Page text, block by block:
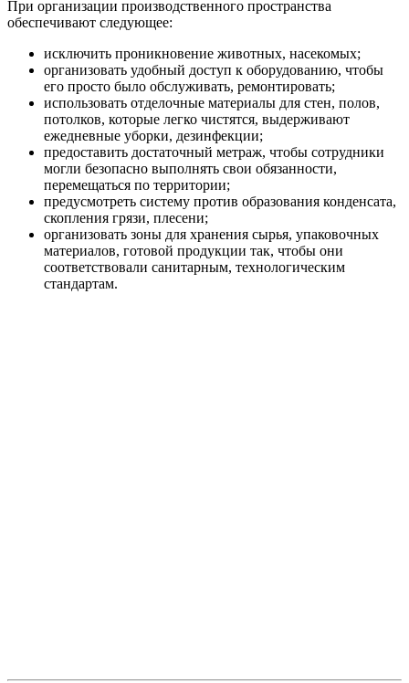
При организации производственного пространства
обеспечивают следующее:
исключить проникновение животных, насекомых;
организовать удобный доступ к оборудованию, чтобы
его просто было обслуживать, ремонтировать;
использовать отделочные материалы для стен, полов,
потолков, которые легко чистятся, выдерживают
ежедневные уборки, дезинфекции;
предоставить достаточный метраж, чтобы сотрудники
могли безопасно выполнять свои обязанности,
перемещаться по территории;
предусмотреть систему против образования конденсата,
скопления грязи, плесени;
организовать зоны для хранения сырья, упаковочных
материалов, готовой продукции так, чтобы они
соответствовали санитарным, технологическим
стандартам.